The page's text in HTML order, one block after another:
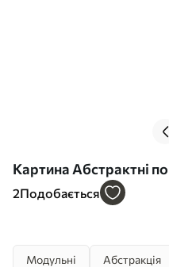
Картина Абстрактні
2Подобається
Модульні Абстракція